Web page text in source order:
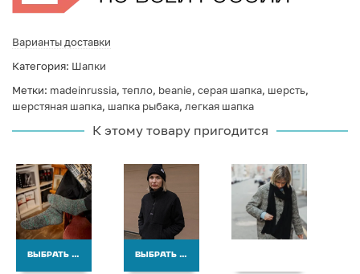
Варианты доставки
Категория: Шапки
Метки: madeinrussia, тепло, beanie, серая шапка, шерсть,
шерстяная шапка, шапка рыбака, легкая шапка
К этому товару пригодится
ВЫБРАТЬ ВАРИАНТЫ ВЫБРАТЬ ВАРИАНТЫ